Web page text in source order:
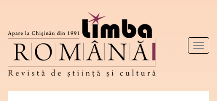
Toggle